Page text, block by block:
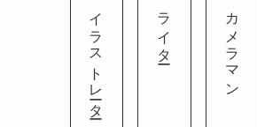
イラストレーター ライター カメラマン